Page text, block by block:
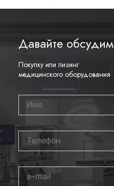
Давайте обсудим
Покупку или лизинг
медицинского оборудования